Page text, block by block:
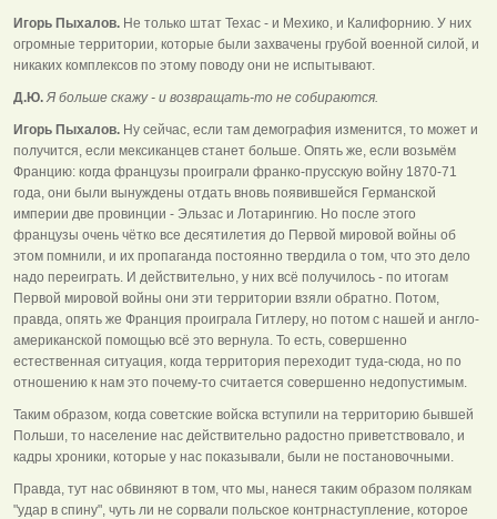
Игорь Пыхалов. Не только штат Техас - и Мехико, и Калифорнию. У них
огромные территории, которые были захвачены грубой военной силой, и
никаких комплексов по этому поводу они не испытывают.
Д.Ю.Я больше скажу - и возвращать-то не собираются.
Игорь Пыхалов. Ну сейчас, если там демография изменится, то может и
получится, если мексиканцев станет больше. Опять же, если возьмём
Францию: когда французы проиграли франко-прусскую войну 1870-71
года, они были вынуждены отдать вновь появившейся Германской
империи две провинции - Эльзас и Лотарингию. Но после этого
французы очень чётко все десятилетия до Первой мировой войны об
этом помнили, и их пропаганда постоянно твердила о том, что это дело
надо переиграть. И действительно, у них всё получилось - по итогам
Первой мировой войны они эти территории взяли обратно. Потом,
правда, опять же Франция проиграла Гитлеру, но потом с нашей и англо-
американской помощью всё это вернула. То есть, совершенно
естественная ситуация, когда территория переходит туда-сюда, но по
отношению к нам это почему-то считается совершенно недопустимым.
Таким образом, когда советские войска вступили на территорию бывшей
Польши, то население нас действительно радостно приветствовало, и
кадры хроники, которые у нас показывали, были не постановочными.
Правда, тут нас обвиняют в том, что мы, нанеся таким образом полякам
"удар в спину", чуть ли не сорвали польское контрнаступление, которое